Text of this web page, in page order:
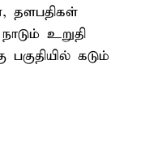
தளபதிகள்
உறுதி
கடும்